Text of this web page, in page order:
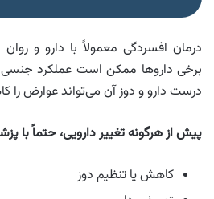
درمان افسردگی معمولاً با دارو و
برخی داروها ممکن است عملکرد جنسی
درست دارو و دوز آن می‌تواند عوارض
پیش از هرگونه تغییر دارویی، حتماً با
کاهش یا تنظیم دوز